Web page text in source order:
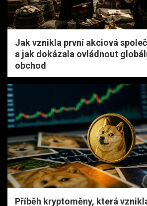
Jak vznikla první akciová
a jak dokázala ovládnout
obchod
Příběh kryptoměny, která